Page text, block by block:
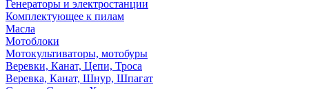
Генераторы и электростанции
Комплектующее к пилам
Масла
Мотоблоки
Мотокультиваторы, мотобуры
Веревки, Канат, Цепи, Троса
Веревка, Канат, Шнур, Шпагат